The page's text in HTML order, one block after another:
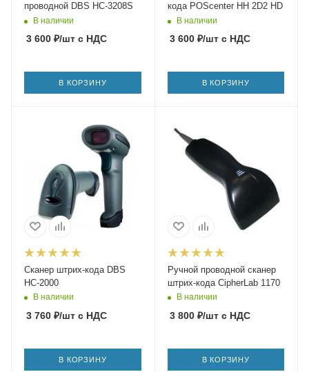
проводной DBS HC-3208S
В наличии
3 600 ₽/шт с НДС
В КОРЗИНУ
кода POScenter HH 2D2 HD
В наличии
3 600₽/штс НДС
В КОРЗИНУ
Сканер штрих-кода DBS
HC-2000
В наличии
3 760 ₽/шт с НДС
В КОРЗИНУ
Ручной проводной сканер
штрих-кода CipherLab 1170
В наличии
3 800₽/штс НДС
В КОРЗИНУ